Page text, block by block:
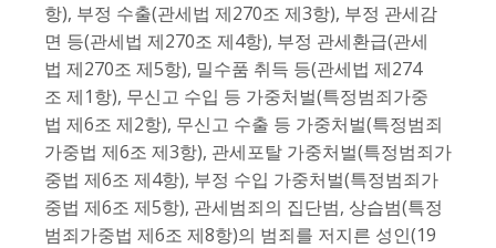
항), 부정 수출(관세법 제270조 제3항), 부정 관세감
면 등(관세법 제270조 제4항), 부정 관세환급(관세
법 제270조 제5항), 밀수품 취득 등(관세법 제274
조 제1항), 무신고 수입 등 가중처벌(특정범죄가중
법 제6조 제2항), 무신고 수출 등 가중처벌(특정범죄
가중법 제6조 제3항), 관세포탈 가중처벌(특정범죄가
중법 제6조 제4항), 부정 수입 가중처벌(특정범죄가
중법 제6조 제5항), 관세범죄의 집단범, 상습범(특정
범죄가중법 제6조 제8항)의 범죄를 저지른 성인(19